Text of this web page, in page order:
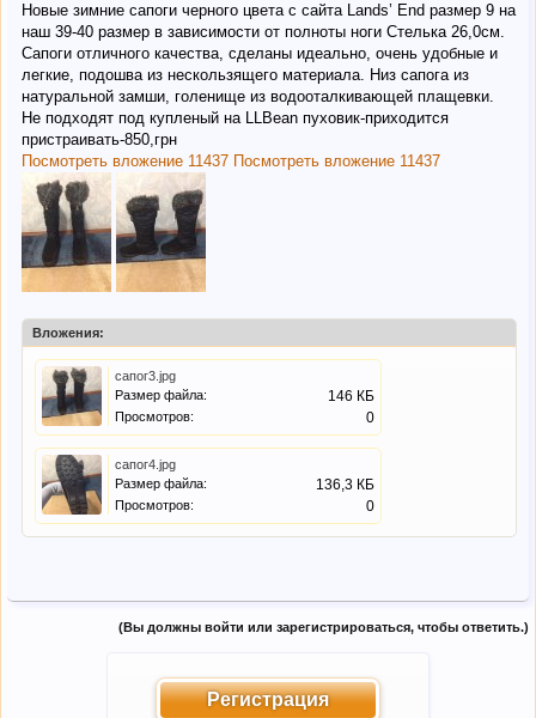
Новые зимние сапоги черного цвета с сайта Lands’ End размер 9 на
наш 39-40 размер в зависимости от полноты ноги Стелька 26,0см.
Сапоги отличного качества, сделаны идеально, очень удобные и
легкие, подошва из нескользящего материала. Низ сапога из
натуральной замши, голенище из водооталкивающей плащевки.
Не подходят под купленый на LLBean пуховик-приходится
пристраивать-850,грн
Посмотреть вложение 11437 Посмотреть вложение 11437
Вложения:
сапог3.jpg
Размер файла:
146 КБ
Просмотров: 0
сапог4.jpg
Размер файла:
136,3 КБ
Просмотров: 0
(Вы должны войти или зарегистрироваться, чтобы ответить.)
Регистрация